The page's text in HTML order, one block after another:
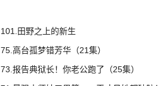
101.田野之上的新生
75.高台孤梦错芳华（21集）
73.报告典狱长！你老公跑了（25集）